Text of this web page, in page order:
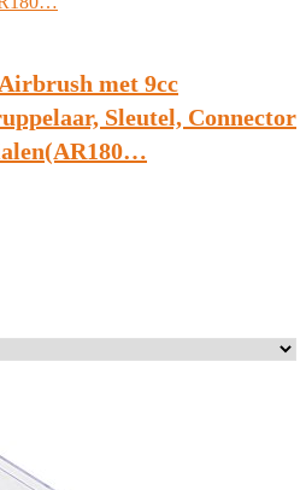
met 9cc
Sleutel, Connector